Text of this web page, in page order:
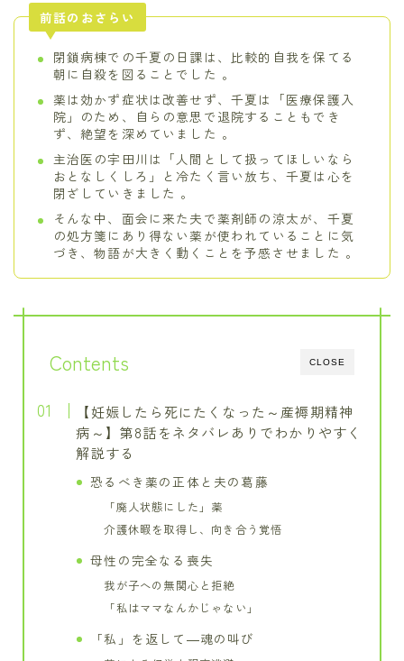
前話のおさらい
閉鎖病棟での千夏の日課は、比較的自我を保てる
朝に自殺を図ることでした 。
薬は効かず症状は改善せず、千夏は「医療保護入
院」のため、自らの意思で退院することもでき
ず、絶望を深めていました 。
主治医の宇田川は「人間として扱ってほしいなら
おとなしくしろ」と冷たく言い放ち、千夏は心を
閉ざしていきました 。
そんな中、面会に来た夫で薬剤師の涼太が、千夏
の処方箋にあり得ない薬が使われていることに気
づき、物語が大きく動くことを予感させました 。
CLOSE
Contents
【妊娠したら死にたくなった～産褥期精神
病～】第8話をネタバレありでわかりやすく
解説する
恐るべき薬の正体と夫の葛藤
「廃人状態にした」薬
介護休暇を取得し、向き合う覚悟
母性の完全なる喪失
我が子への無関心と拒絶
「私はママなんかじゃない」
「私」を返して―魂の叫び